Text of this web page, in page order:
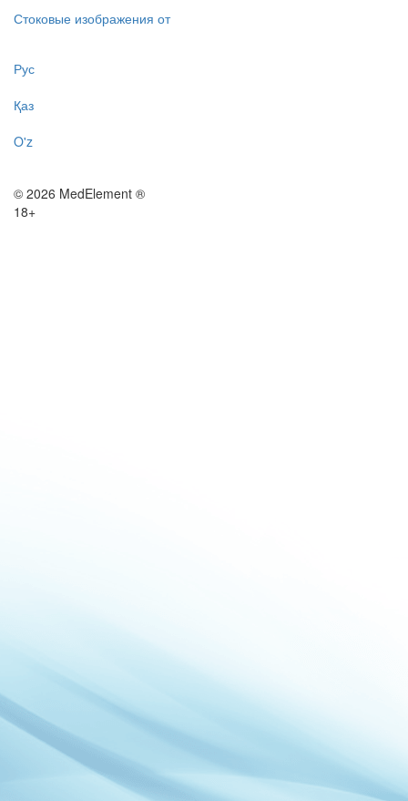
Стоковые изображения от
Рус
Қаз
O'z
© 2026 MedElement ®
18+